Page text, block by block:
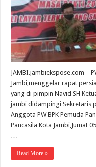
JAMBI.jambiekspose.com –
Jambi,menggelar rapat
yang di pimpin Navid SH
jambi didampingi Sekretaris
Anggota PW BPK Pemuda
Pancasila Kota Jambi,Jumat
…
Read More »